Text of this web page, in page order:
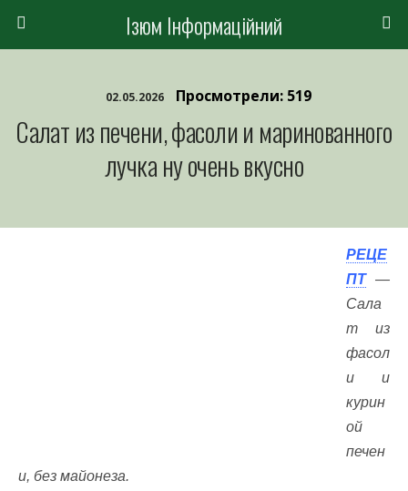
Ізюм Інформаційний
02.05.2026 Просмотрели: 519
Салат из печени, фасоли и маринованного
лучка ну очень вкусно
РЕЦЕ
ПТ—
Сала
т из
фасол
и и
курин
ой
печен
и, без майонеза.